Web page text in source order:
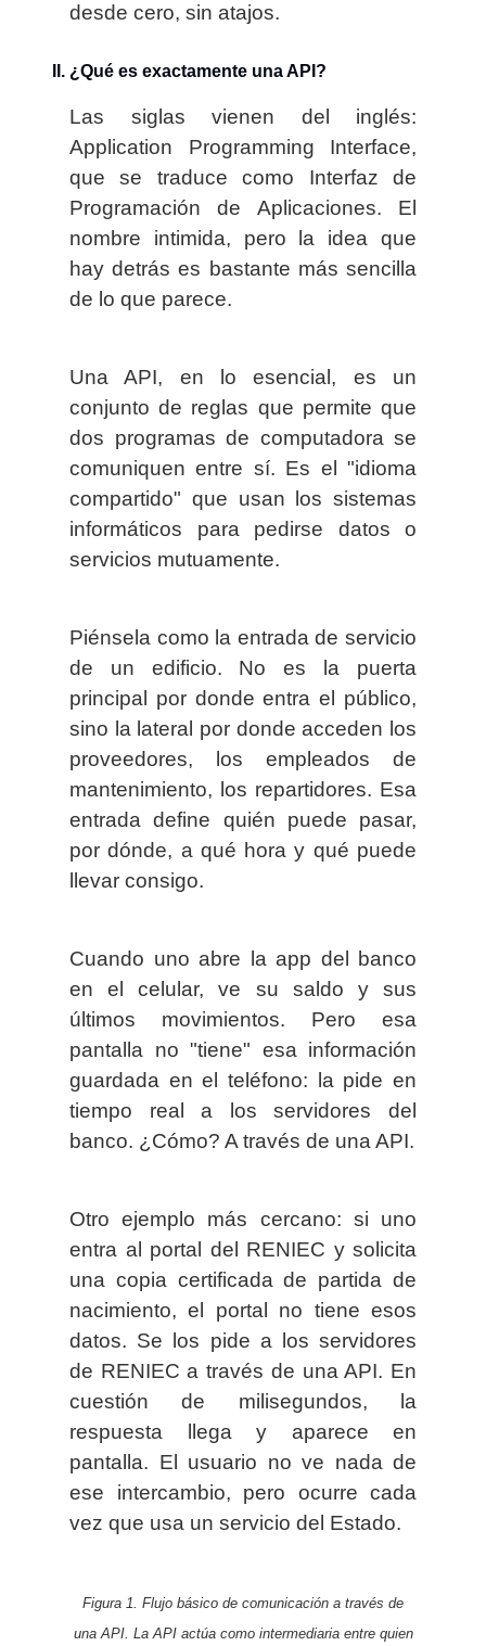
desde cero, sin atajos.
II. ¿Qué es exactamente una API?
Las siglas vienen del inglés:
Application Programming Interface,
que se traduce como Interfaz de
Programación de Aplicaciones. El
nombre intimida, pero la idea que
hay detrás es bastante más sencilla
de lo que parece.
Una API, en lo esencial, es un
conjunto de reglas que permite que
dos programas de computadora se
comuniquen entre sí. Es el "idioma
compartido" que usan los sistemas
informáticos para pedirse datos o
servicios mutuamente.
Piénsela como la entrada de servicio
de un edificio. No es la puerta
principal por donde entra el público,
sino la lateral por donde acceden los
proveedores, los empleados de
mantenimiento, los repartidores. Esa
entrada define quién puede pasar,
por dónde, a qué hora y qué puede
llevar consigo.
Cuando uno abre la app del banco
en el celular, ve su saldo y sus
últimos movimientos. Pero esa
pantalla no "tiene" esa información
guardada en el teléfono: la pide en
tiempo real a los servidores del
banco. ¿Cómo? A través de una API.
Otro ejemplo más cercano: si uno
entra al portal del RENIEC y solicita
una copia certificada de partida de
nacimiento, el portal no tiene esos
datos. Se los pide a los servidores
de RENIEC a través de una API. En
cuestión de milisegundos, la
respuesta llega y aparece en
pantalla. El usuario no ve nada de
ese intercambio, pero ocurre cada
vez que usa un servicio del Estado.
Figura 1. Flujo básico de comunicación a través de
una API. La API actúa como intermediaria entre quien